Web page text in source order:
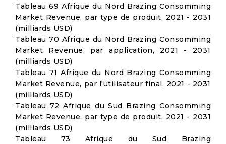
Tableau 69 Afrique du Nord Brazing Consomming
Market Revenue, par type de produit, 2021 - 2031
(milliards USD)
Tableau 70 Afrique du Nord Brazing Consomming
Market Revenue, par application, 2021 - 2031
(milliards USD)
Tableau 71 Afrique du Nord Brazing Consomming
Market Revenue, par l'utilisateur final, 2021 - 2031
(milliards USD)
Tableau 72 Afrique du Sud Brazing Consomming
Market Revenue, par type de produit, 2021 - 2031
(milliards USD)
Tableau 73 Afrique du Sud Brazing